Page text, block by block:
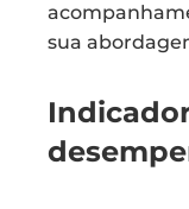
sua